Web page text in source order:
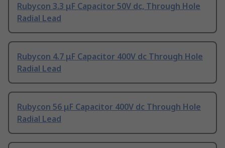
Rubycon 3.3 μF Capacitor 50V dc, Through Hole
Radial Lead
Rubycon 4.7 μF Capacitor 400V dc Through Hole
Radial Lead
Rubycon 56 μF Capacitor 400V dc Through Hole
Radial Lead